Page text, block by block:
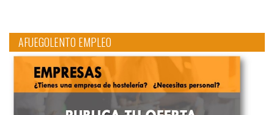
AFUEGOLENTO EMPLEO